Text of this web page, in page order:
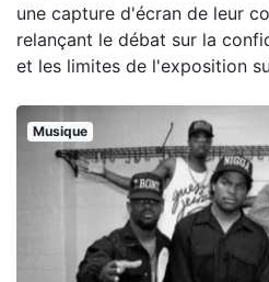
une capture d'écran de leur
relançant le débat sur la
et les limites de l'exposition
Musique